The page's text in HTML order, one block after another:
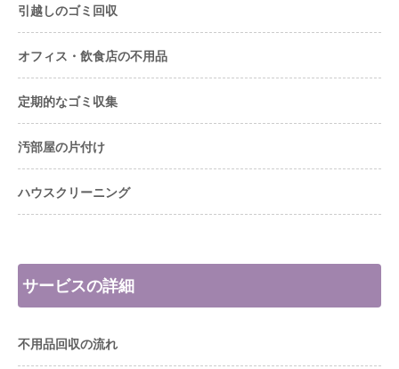
引越しのゴミ回収
オフィス・飲食店の不用品
定期的なゴミ収集
汚部屋の片付け
ハウスクリーニング
サービスの詳細
不用品回収の流れ